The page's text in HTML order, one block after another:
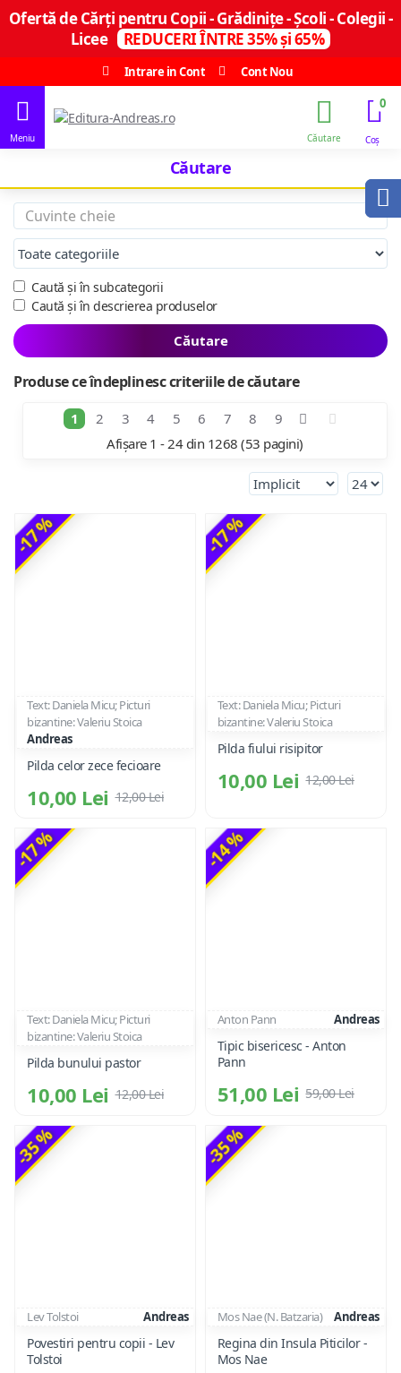
Ofertă de Cărți pentru Copii - Grădinițe - Școli - Colegii -
Licee
REDUCERI ÎNTRE 35% și 65%
Intrare in Cont
Cont Nou
0
Căutare
Caută și în subcategorii
Caută și în descrierea produselor
Căutare
Produse ce îndeplinesc criteriile de căutare
1 2 3 4 5 6 7 8
9
Afișare 1 - 24 din 1268 (53 pagini)
-17 %
Text: Daniela Micu; Picturi
bizantine: Valeriu Stoica
Andreas
Pilda celor zece fecioare
10,00 Lei 12,00 Lei
-17 %
Text: Daniela Micu; Picturi
bizantine: Valeriu Stoica
Pilda fiului risipitor
10,00 Lei 12,00 Lei
-17 %
Text: Daniela Micu; Picturi
bizantine: Valeriu Stoica
Pilda bunului pastor
10,00 Lei 12,00 Lei
-14 %
Anton Pann Andreas
Tipic bisericesc - Anton
Pann
51,00 Lei 59,00 Lei
-35 %
Lev Tolstoi Andreas
Povestiri pentru copii - Lev
Tolstoi
-35 %
Mos Nae (N. Batzaria) Andreas
Regina din Insula Piticilor -
Mos Nae